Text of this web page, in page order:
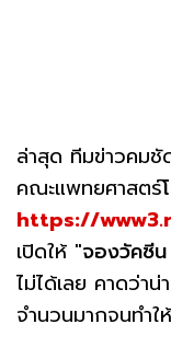
ล่าสุด ทีมข่าวคมชั
คณะแพทยศาสตร์
https://
เปิดให้ "จองวัคซี
ไม่ได้เลย คาดว่าน่
จำนวนมากจนทำใ